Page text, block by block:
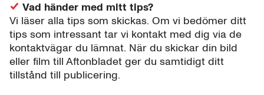
Vad händer med mitt tips?
Vi läser alla tips som skickas. Om vi bedömer ditt
tips som intressant tar vi kontakt med dig via de
kontaktvägar du lämnat. När du skickar din bild
eller film till Aftonbladet ger du samtidigt ditt
tillstånd till publicering.